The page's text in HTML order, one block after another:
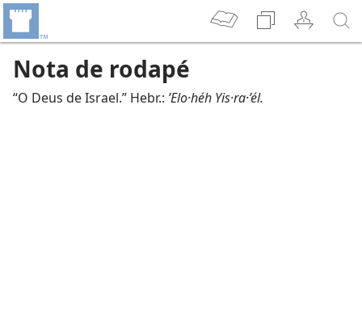
Nota de rodapé
“O Deus de Israel.” Hebr.: ’Elo·héh Yis·ra·’él.